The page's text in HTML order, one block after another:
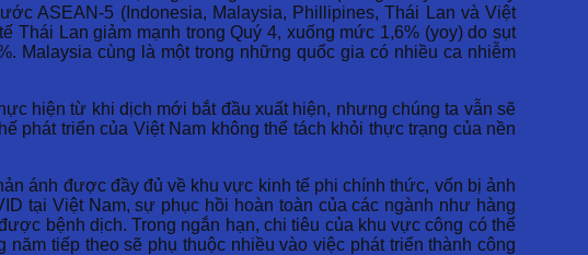
ASEAN-5 (Indonesia, Malaysia, Phillipines, Thái Lan và Việt
Thái Lan giảm mạnh trong Quý 4, xuống mức 1,6% (yoy) do sụt
Malaysia cùng là một trong những quốc gia có nhiều ca nhiễm
hiện từ khi dịch mới bắt đầu xuất hiện, nhưng chúng ta vẫn sẽ
phát triển của Việt Nam không thể tách khỏi thực trạng của nền
ánh được đầy đủ về khu vực kinh tế phi chính thức, vốn bị ảnh
tại Việt Nam, sự phục hồi hoàn toàn của các ngành như hàng
bệnh dịch. Trong ngắn hạn, chi tiêu của khu vực công có thể
tiếp theo sẽ phụ thuộc nhiều vào việc phát triển thành công